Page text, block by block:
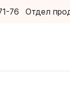
76 Отдел